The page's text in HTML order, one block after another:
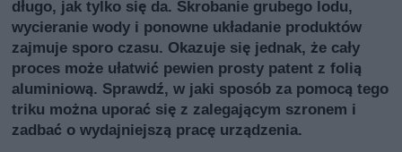
długo, jak tylko się da. Skrobanie grubego lodu,
wycieranie wody i ponowne układanie produktów
zajmuje sporo czasu. Okazuje się jednak, że cały
proces może ułatwić pewien prosty patent z folią
aluminiową. Sprawdź, w jaki sposób za pomocą tego
triku można uporać się z zalegającym szronem i
zadbać o wydajniejszą pracę urządzenia.